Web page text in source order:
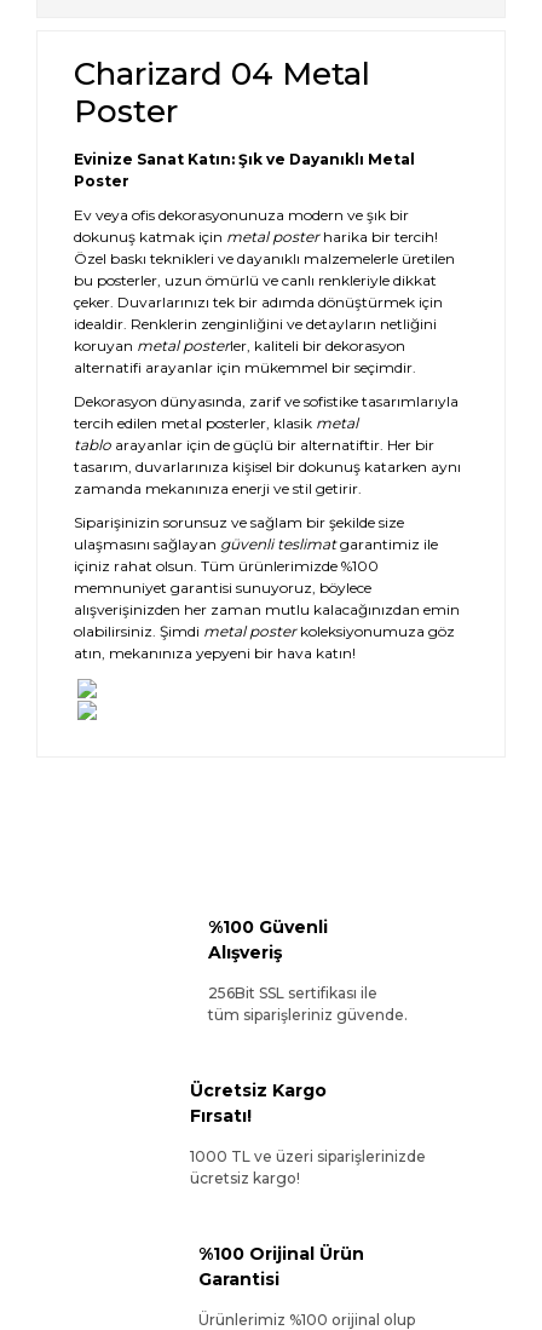
Charizard 04 Metal
Poster
Evinize Sanat Katın: Şık ve Dayanıklı Metal
Poster
Ev veya ofis dekorasyonunuza modern ve şık bir
dokunuş katmak için metal posterharika bir tercih!
Özel baskı teknikleri ve dayanıklı malzemelerle üretilen
bu posterler, uzun ömürlü ve canlı renkleriyle dikkat
çeker. Duvarlarınızı tek bir adımda dönüştürmek için
idealdir. Renklerin zenginliğini ve detayların netliğini
koruyan metal posterler, kaliteli bir dekorasyon
alternatifi arayanlar için mükemmel bir seçimdir.
Dekorasyon dünyasında, zarif ve sofistike tasarımlarıyla
tercih edilen metal posterler, klasik metal
tablo arayanlar için de güçlü bir alternatiftir. Her bir
tasarım, duvarlarınıza kişisel bir dokunuş katarken aynı
zamanda mekanınıza enerji ve stil getirir.
Siparişinizin sorunsuz ve sağlam bir şekilde size
ulaşmasını sağlayan güvenli teslimatgarantimiz ile
içiniz rahat olsun. Tüm ürünlerimizde %100
memnuniyet garantisi sunuyoruz, böylece
alışverişinizden her zaman mutlu kalacağınızdan emin
olabilirsiniz. Şimdi metal posterkoleksiyonumuza göz
atın, mekanınıza yepyeni bir hava katın!
%100 Güvenli
Alışveriş
256Bit SSL sertifikası ile
tüm siparişleriniz güvende.
Ücretsiz Kargo
Fırsatı!
1000 TL ve üzeri siparişlerinizde
ücretsiz kargo!
%100 Orijinal Ürün
Garantisi
Ürünlerimiz %100 orijinal olup